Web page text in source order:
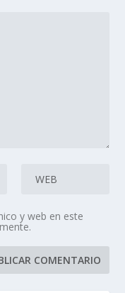
y web en este